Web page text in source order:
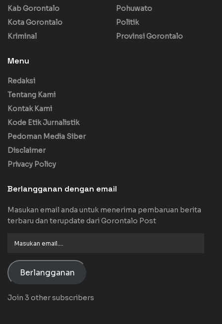
Kab Gorontalo
Kota Gorontalo
Kriminal
Pohuwato
Politik
Provinsi Gorontalo
Menu
Redaksi
Tentang Kami
Kontak Kami
Kode Etik Jurnalistik
Pedoman Media Siber
Disclaimer
Privacy Policy
Berlangganan dengan email
Masukan email anda untuk menerima pembaruan berita
terbaru dan terupdate dari Gorontalo Post
Berlangganan
Join 3 other subscribers